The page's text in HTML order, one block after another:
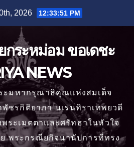
2026 12:33:53 PM
กระหม่อม ขอเดชะ
NEWS
ะมหากรุณาธิคุณแห่งสมเด็จ
พัชรกิติยาภา นเรนทิราเทพยวดี
ระเมตตาและศรัทธาในหัวใจ
พระกรณียกิจนานัปการที่ทรง